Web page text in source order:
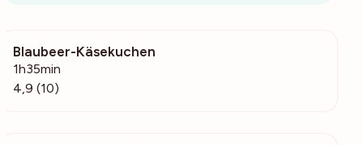
Blaubeer-Käsekuchen
1h35min
4,9 (10)